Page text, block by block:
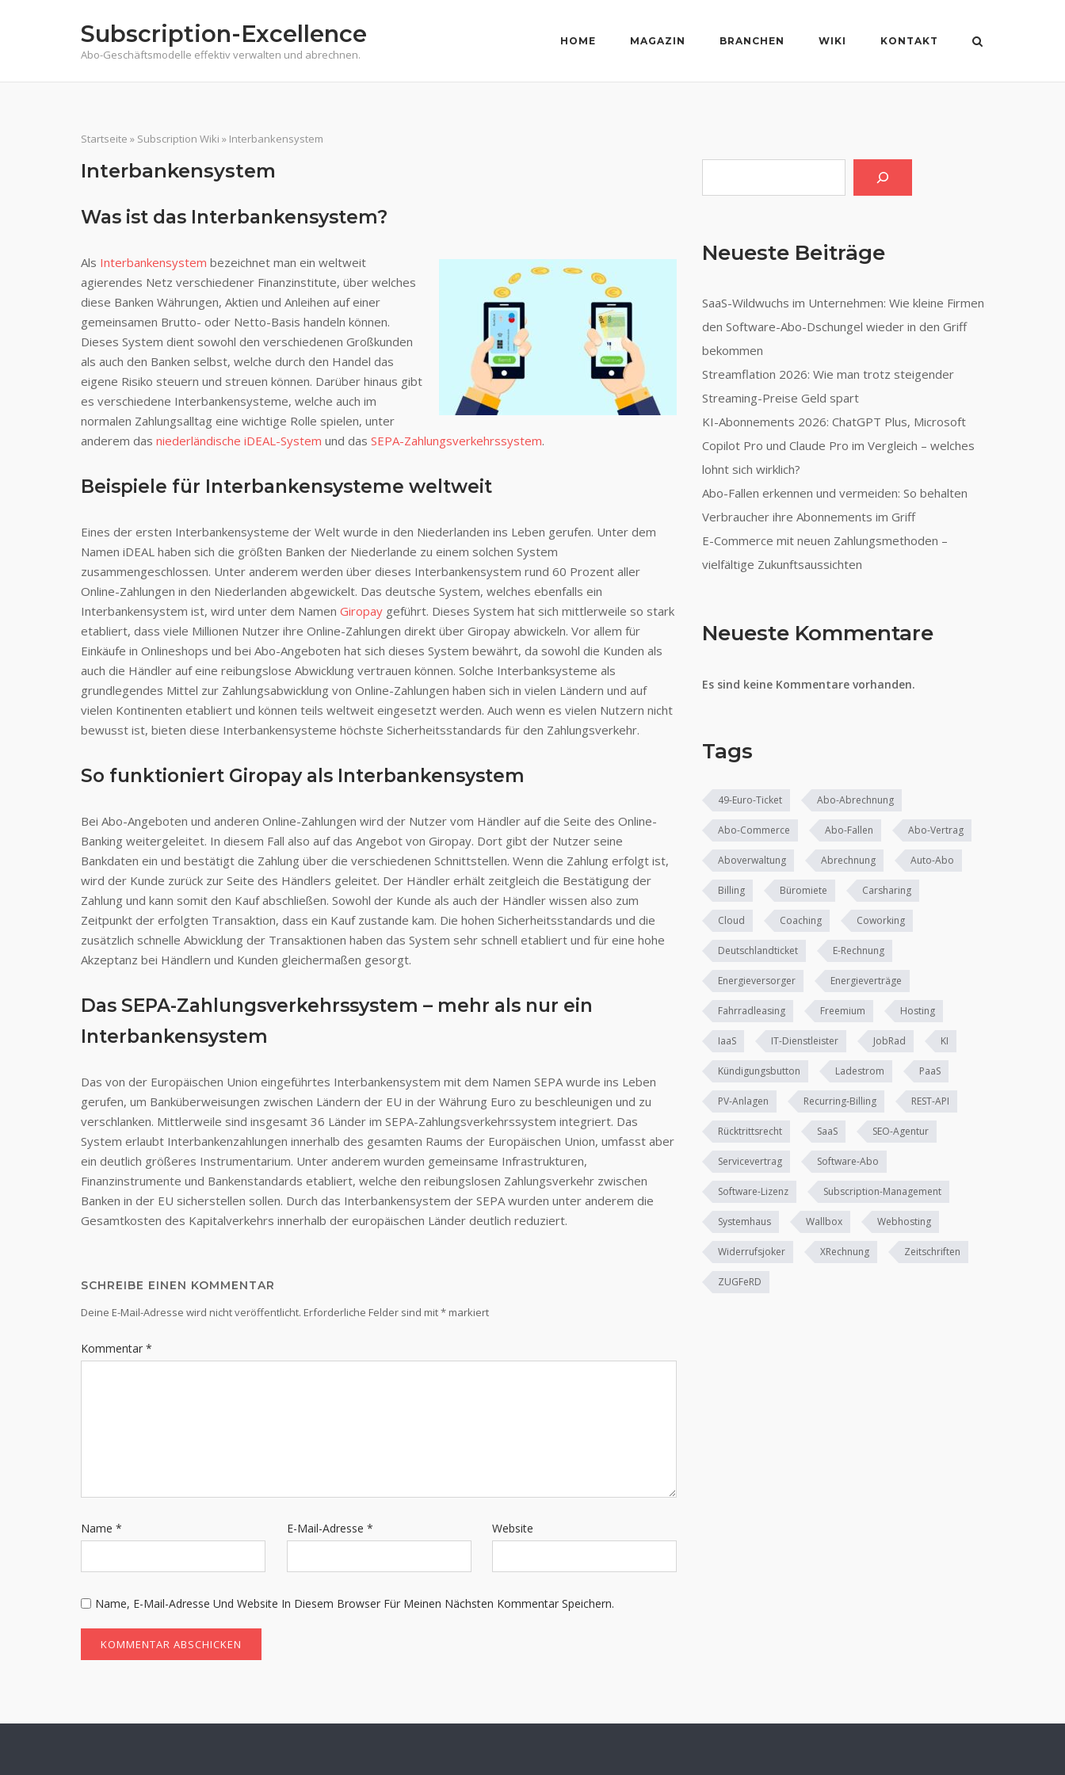
Subscription-Excellence
Abo-Geschäftsmodelle effektiv verwalten und abrechnen.
HOME MAGAZIN BRANCHEN WIKI KONTAKT
Startseite » Subscription Wiki » Interbankensystem
Interbankensystem
Was ist das Interbankensystem?
Als Interbankensystem bezeichnet man ein weltweit
agierendes Netz verschiedener Finanzinstitute, über welches
diese Banken Währungen, Aktien und Anleihen auf einer
gemeinsamen Brutto- oder Netto-Basis handeln können.
Dieses System dient sowohl den verschiedenen Großkunden
als auch den Banken selbst, welche durch den Handel das
eigene Risiko steuern und streuen können. Darüber hinaus gibt
es verschiedene Interbankensysteme, welche auch im
normalen Zahlungsalltag eine wichtige Rolle spielen, unter
anderem das niederländische iDEAL-System und das SEPA-Zahlungsverkehrssystem.
Beispiele für Interbankensysteme weltweit
Eines der ersten Interbankensysteme der Welt wurde in den Niederlanden ins Leben gerufen. Unter dem
Namen iDEAL haben sich die größten Banken der Niederlande zu einem solchen System
zusammengeschlossen. Unter anderem werden über dieses Interbankensystem rund 60 Prozent aller
Online-Zahlungen in den Niederlanden abgewickelt. Das deutsche System, welches ebenfalls ein
Interbankensystem ist, wird unter dem Namen Giropay geführt. Dieses System hat sich mittlerweile so stark
etabliert, dass viele Millionen Nutzer ihre Online-Zahlungen direkt über Giropay abwickeln. Vor allem für
Einkäufe in Onlineshops und bei Abo-Angeboten hat sich dieses System bewährt, da sowohl die Kunden als
auch die Händler auf eine reibungslose Abwicklung vertrauen können. Solche Interbanksysteme als
grundlegendes Mittel zur Zahlungsabwicklung von Online-Zahlungen haben sich in vielen Ländern und auf
vielen Kontinenten etabliert und können teils weltweit eingesetzt werden. Auch wenn es vielen Nutzern nicht
bewusst ist, bieten diese Interbankensysteme höchste Sicherheitsstandards für den Zahlungsverkehr.
So funktioniert Giropay als Interbankensystem
Bei Abo-Angeboten und anderen Online-Zahlungen wird der Nutzer vom Händler auf die Seite des Online-
Banking weitergeleitet. In diesem Fall also auf das Angebot von Giropay. Dort gibt der Nutzer seine
Bankdaten ein und bestätigt die Zahlung über die verschiedenen Schnittstellen. Wenn die Zahlung erfolgt ist,
wird der Kunde zurück zur Seite des Händlers geleitet. Der Händler erhält zeitgleich die Bestätigung der
Zahlung und kann somit den Kauf abschließen. Sowohl der Kunde als auch der Händler wissen also zum
Zeitpunkt der erfolgten Transaktion, dass ein Kauf zustande kam. Die hohen Sicherheitsstandards und die
zusätzlich schnelle Abwicklung der Transaktionen haben das System sehr schnell etabliert und für eine hohe
Akzeptanz bei Händlern und Kunden gleichermaßen gesorgt.
Das SEPA-Zahlungsverkehrssystem – mehr als nur ein
Interbankensystem
Das von der Europäischen Union eingeführtes Interbankensystem mit dem Namen SEPA wurde ins Leben
gerufen, um Banküberweisungen zwischen Ländern der EU in der Währung Euro zu beschleunigen und zu
verschlanken. Mittlerweile sind insgesamt 36 Länder im SEPA-Zahlungsverkehrssystem integriert. Das
System erlaubt Interbankenzahlungen innerhalb des gesamten Raums der Europäischen Union, umfasst aber
ein deutlich größeres Instrumentarium. Unter anderem wurden gemeinsame Infrastrukturen,
Finanzinstrumente und Bankenstandards etabliert, welche den reibungslosen Zahlungsverkehr zwischen
Banken in der EU sicherstellen sollen. Durch das Interbankensystem der SEPA wurden unter anderem die
Gesamtkosten des Kapitalverkehrs innerhalb der europäischen Länder deutlich reduziert.
SCHREIBE EINEN KOMMENTAR
Deine E-Mail-Adresse wird nicht veröffentlicht. Erforderliche Felder sind mit* markiert
Kommentar *
Name * E-Mail-Adresse * Website
Name, E-Mail-Adresse Und Website In Diesem Browser Für Meinen Nächsten Kommentar Speichern.
Neueste Beiträge
SaaS-Wildwuchs im Unternehmen: Wie kleine Firmen
den Software-Abo-Dschungel wieder in den Griff
bekommen
Streamflation 2026: Wie man trotz steigender
Streaming-Preise Geld spart
KI-Abonnements 2026: ChatGPT Plus, Microsoft
Copilot Pro und Claude Pro im Vergleich – welches
lohnt sich wirklich?
Abo-Fallen erkennen und vermeiden: So behalten
Verbraucher ihre Abonnements im Griff
E-Commerce mit neuen Zahlungsmethoden –
vielfältige Zukunftsaussichten
Neueste Kommentare
Es sind keine Kommentare vorhanden.
Tags
49-Euro-Ticket Abo-Abrechnung
Abo-Commerce Abo-Fallen Abo-Vertrag
Aboverwaltung Abrechnung Auto-Abo
Billing Büromiete Carsharing
Cloud Coaching Coworking
Deutschlandticket E-Rechnung
Energieversorger Energieverträge
Fahrradleasing Freemium Hosting
IaaS IT-Dienstleister JobRad KI
Kündigungsbutton Ladestrom PaaS
PV-Anlagen Recurring-Billing REST-API
Rücktrittsrecht SaaS SEO-Agentur
Servicevertrag Software-Abo
Software-Lizenz Subscription-Management
Systemhaus Wallbox Webhosting
Widerrufsjoker XRechnung Zeitschriften
ZUGFeRD